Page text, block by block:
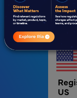
MDV - Bloque
US